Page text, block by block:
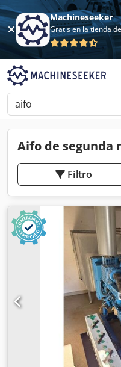
Machineseeker
Aifo de segunda
Filtro